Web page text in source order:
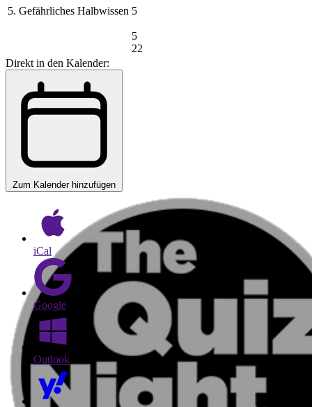
5. Gefährliches Halbwissen 5
5
22
Direkt in den Kalender:
Zum Kalender hinzufügen
iCal
Google
Outlook